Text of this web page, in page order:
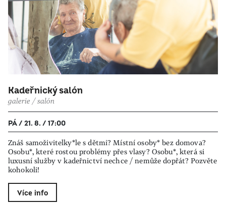
Kadeřnický salón
galerie / salón
PÁ / 21. 8. / 17:00
Znáš samoživitelky*le s dětmi? Místní osoby* bez domova?
Osobu*, které rostou problémy přes vlasy? Osobu*, která si
luxusní služby v kadeřnictví nechce / nemůže dopřát? Pozvěte
kohokoli!
Více info